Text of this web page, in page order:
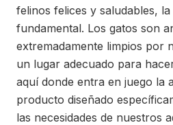
felinos felices y saludables,
fundamental. Los gatos son
extremadamente limpios por
un lugar adecuado para
aquí donde entra en juego la
producto diseñado
las necesidades de nuestros